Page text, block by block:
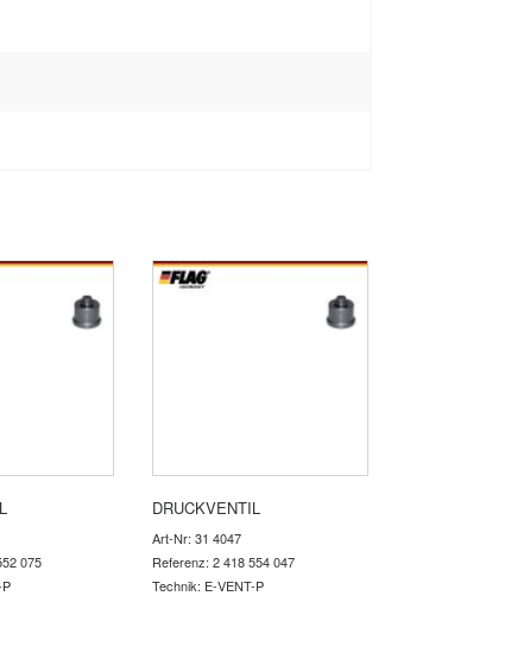
075
DRUCKVENTIL
Art-Nr: 31 4047
Referenz: 2 418 554 047
Technik: E-VENT-P